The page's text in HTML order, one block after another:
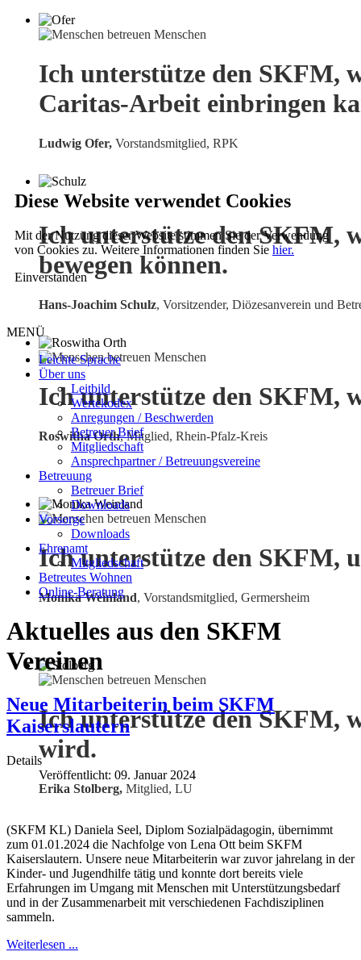
Ich unterstütze den SKFM,
Caritas-Arbeit einbringen
Ludwig Ofer, Vorstandsmitglied, RPK
Ich unterstütze den SKFM,
bewegen können.
Hans-Joachim Schulz, Vorsitzender, Diözesanverein und
Ich unterstütze den SKFM,
Roswitha Orth, Mitglied, Rhein-Pfalz-Kreis
Ich unterstütze den SKFM,
Monika Weinland, Vorstandsmitglied, Germersheim
Ich unterstütze den SKFM,
wird.
Erika Stolberg, Mitglied, LU
Diese Website verwendet Cookies
Mit der Nutzung dieser Website stimmen Sie der Verwendung
von Cookies zu. Weitere Informationen finden Sie hier.
Einverstanden
MENÜ
Leichte Sprache
Über uns
Leitbild
Wertekodex
Anregungen / Beschwerden
Betreuer Brief
Mitgliedschaft
Ansprechpartner / Betreuungsvereine
Betreuung
Betreuer Brief
Downloads
Vorsorge
Downloads
Ehrenamt
Mitgliedschaft
Betreutes Wohnen
Online-Beratung
Aktuelles aus den SKFM
Vereinen
Neue Mitarbeiterin beim SKFM
Kaiserslautern
Details
Veröffentlicht: 09. Januar 2024
(SKFM KL) Daniela Seel, Diplom Sozialpädagogin, übernimmt
zum 01.01.2024 die Nachfolge von Lena Ott beim SKFM
Kaiserslautern. Unsere neue Mitarbeiterin war zuvor jahrelang in der
Kinder- und Jugendhilfe tätig und konnte dort bereits viele
Erfahrungen im Umgang mit Menschen mit Unterstützungsbedarf
und in der Zusammenarbeit mit verschiedenen Fachdisziplinen
sammeln.
Weiterlesen ...